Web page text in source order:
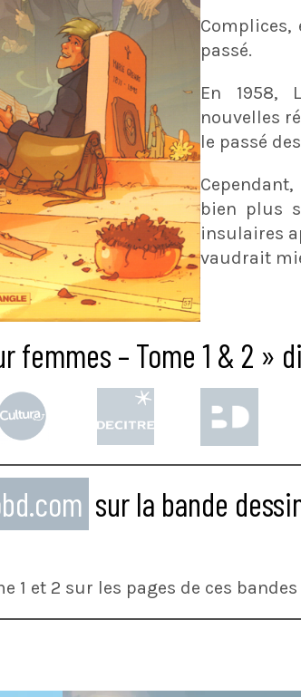
passé.
En 1958,
nouvelles
le passé
bien plus
insulaires
vaudrait
femmes – Tome 1 & 2 »
sur la bande
1 et 2 sur les pages de ces